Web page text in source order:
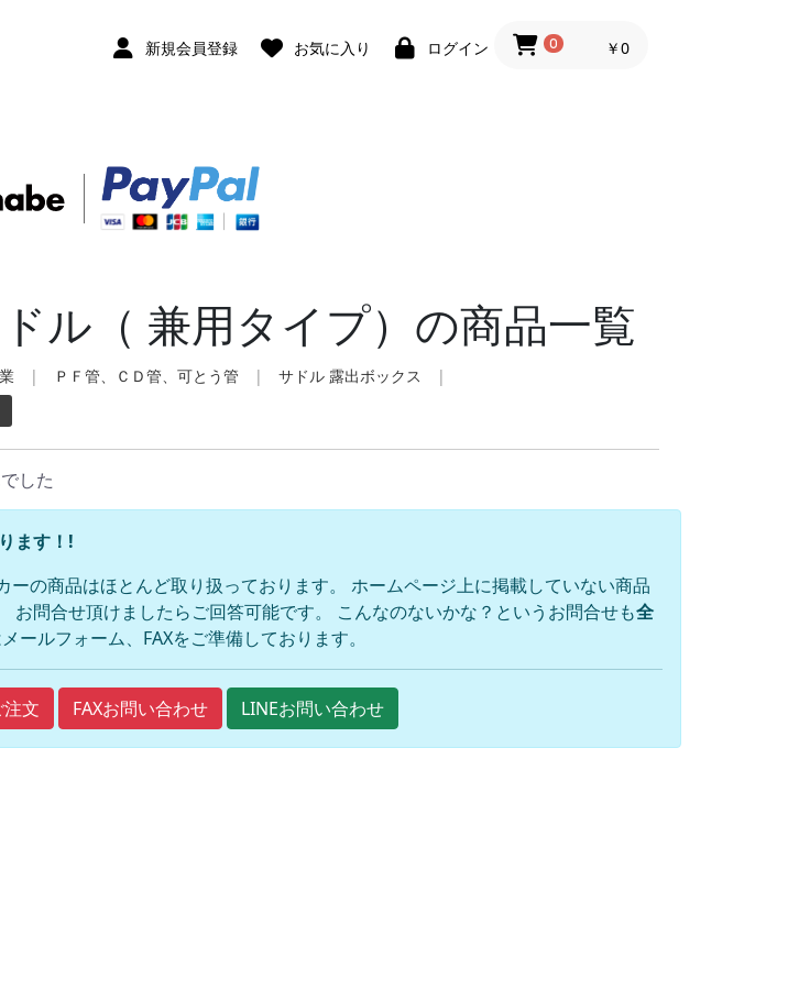
新規会員登録 お気に入り ログイン 0 ￥0
ル（ 兼用タイプ）の商品一覧
| ＰＦ管、ＣＤ管、可とう管 | サドル 露出ボックス
|
した
ます！!
の商品はほとんど取り扱っております。 ホームページ上に掲載していない商品
合せ頂けましたらご回答可能です。 こんなのないかな？というお問合せも全
ールフォーム、FAXをご準備しております。
注文 FAXお問い合わせ LINEお問い合わせ